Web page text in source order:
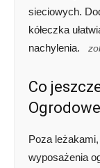
sieciowych.
kółeczka
nachylenia.
Co
Poza
wyposażenia